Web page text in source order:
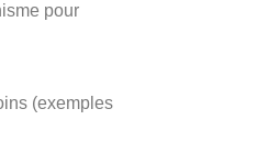
pour
(exemples